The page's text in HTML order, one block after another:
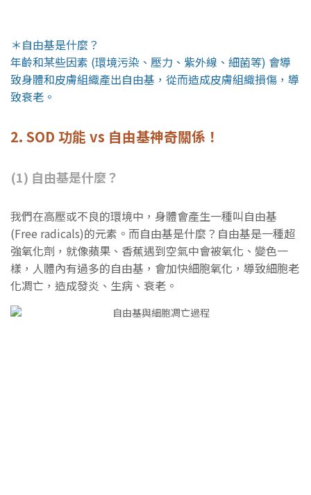
＊自由基是什麼？
年齡和某些因素 (環境污染、壓力、紫外線、細菌等) 會導
致身體和皮膚組織產出自由基，從而造成皮膚組織損傷，導
致衰老。
2. SOD 功能 vs 自由基神奇關係！
(1) 自由基是什麼？
我們在高壓或不良的環境中，身體會產生一種叫自由基
(Free radicals)的元素。而自由基是什麼？自由基是一種超
強氧化劑，就像蘋果、香蕉遇到空氣中會被氧化、變色一
樣，人體內有過多的自由基，會加快細胞氧化，導致細胞老
化凋亡，造成發炎、生病、衰老。